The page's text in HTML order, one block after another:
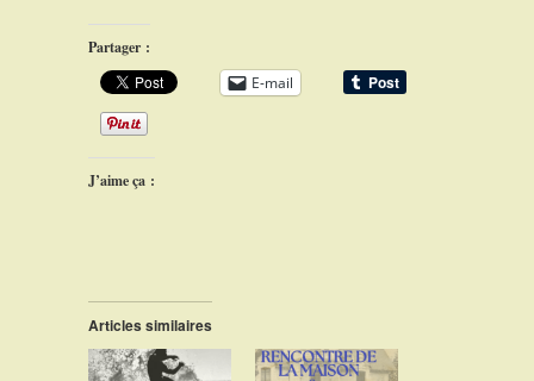
Partager :
E-mail
J’aime ça :
Articles similaires